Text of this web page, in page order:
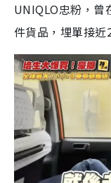
UNIQLO忠粉，曾
件貨品，埋單接